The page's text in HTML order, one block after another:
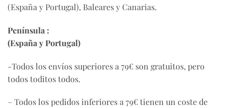
(España y Portugal), Baleares y Canarias.
Península :
(España y Portugal)
-Todos los envíos superiores a 79€ son gratuitos, pero
todos toditos todos.
– Todos los pedidos inferiores a 79€ tienen un coste de